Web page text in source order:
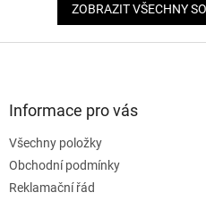
ZOBRAZIT VŠECHNY
Informace pro vás
Všechny položky
Obchodní podmínky
Reklamační řád